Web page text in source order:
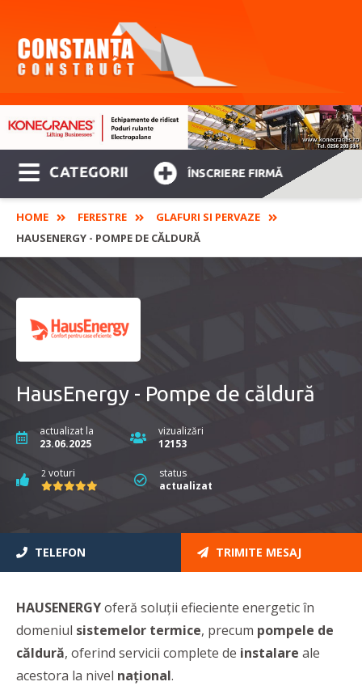
CATEGORII ÎNSCRIERE FIRMĂ
HOME FERESTRE
GLAFURI SI PERVAZE
HAUSENERGY - POMPE DE CĂLDURĂ
HausEnergy - Pompe de căldură
actualizat la
23.06.2025
vizualizări
12153
2 voturi
status
actualizat
TELEFON TRIMITE MESAJ
HAUSENERGYoferă soluții efieciente energetic în
domeniul sistemelor termice, precum pompele de
căldură, oferind servicii complete de instalare ale
acestora la nivel național.